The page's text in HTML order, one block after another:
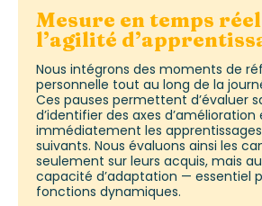
Mesure en temps
l’agilité
Nous intégrons des moments de
personnelle tout au long de la
Ces pauses permettent d’évaluer
d’identifier des axes d’amélioration
immédiatement les
suivants. Nous évaluons ainsi les
seulement sur leurs acquis, mais
capacité d’adaptation — essentiel
fonctions dynamiques.